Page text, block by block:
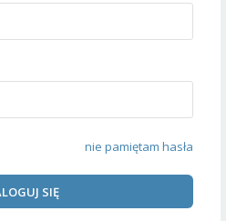
nie pamiętam hasła
SIĘ